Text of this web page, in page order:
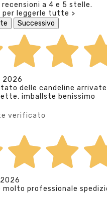
recensioni a 4 e 5 stelle.
per leggerle tutte >
Successivo
2026
delle candeline
imballste benissimo
verificato
professionale